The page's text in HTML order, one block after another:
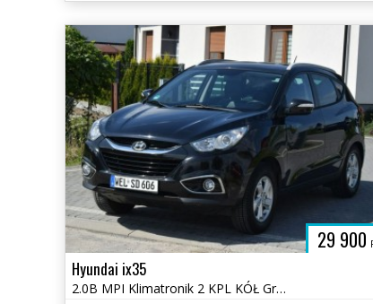
29 900
Hyundai ix35
2.0B MPI Klimatronik 2 KPL KÓŁ Grzane Fotele Sprowadzony